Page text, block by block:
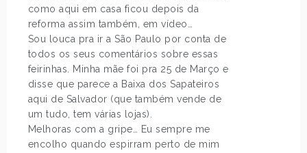
como aqui em casa ficou depois da
reforma assim também, em vídeo…
Sou louca pra ir a São Paulo por conta de
todos os seus comentários sobre essas
feirinhas. Minha mãe foi pra 25 de Março e
disse que parece a Baixa dos Sapateiros
aqui de Salvador (que também vende de
um tudo, tem várias lojas).
Melhoras com a gripe… Eu sempre me
encolho quando espirram perto de mim